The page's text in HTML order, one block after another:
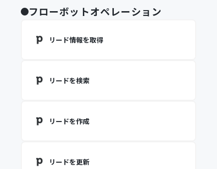
フローボットオペレーション
リード情報を取得
リードを検索
リードを作成
リードを更新